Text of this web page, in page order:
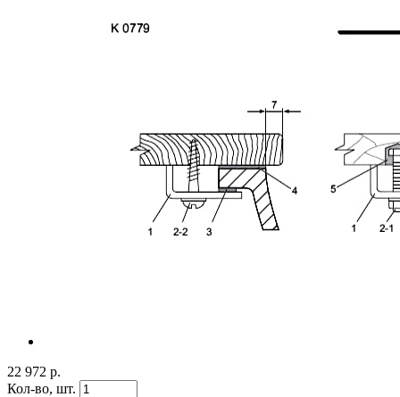
22 972 р.
Кол-во, шт.